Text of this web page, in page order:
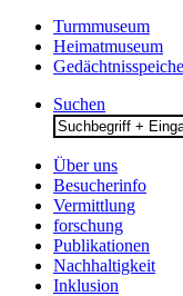
Turmmuseum
Heimatmuseum
Suchen
Search
for:
Über uns
Besucherinfo
Vermittlung
forschung
Publikationen
Nachhaltigkeit
Inklusion